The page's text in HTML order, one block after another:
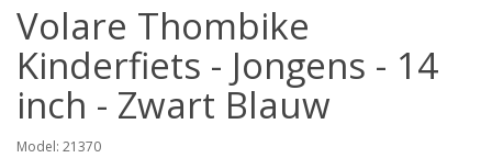
Volare Thombike
Kinderfiets - Jongens - 14
inch - Zwart Blauw
Model: 21370